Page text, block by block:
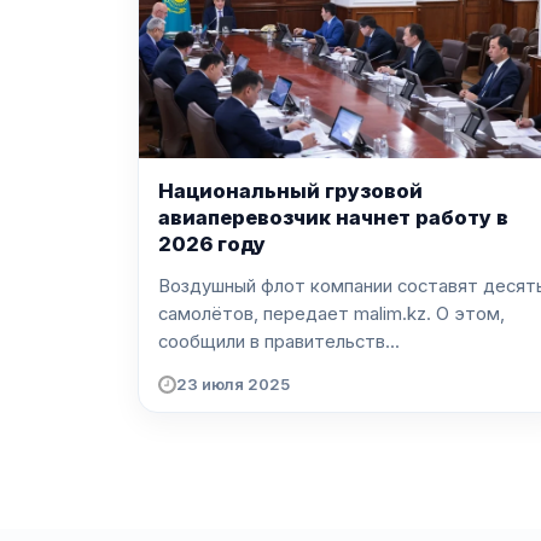
Национальный грузовой
авиаперевозчик начнет работу в
2026 году
Воздушный флот компании составят
самолётов, передает malim.kz. О этом,
сообщили в правительств...
23 июля 2025